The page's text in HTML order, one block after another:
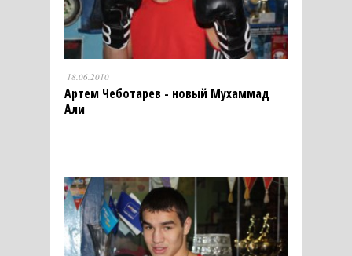
18.06.2010
Артем Чеботарев - новый Мухаммад
Али